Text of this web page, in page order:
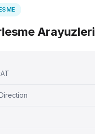
Arayuzleri